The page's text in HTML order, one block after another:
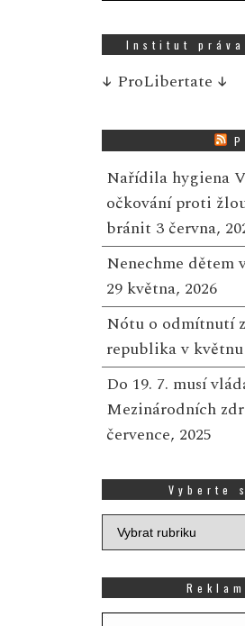
Institut práva
↓ ProLibertate ↓
Nařídila hygiena
očkování proti
bránit 3 června,
Nenechme dětem
29 května, 2026
Nótu o odmítnutí
republika v květnu
Do 19. 7. musí
Mezinárodních
července, 2025
Vyberte
Vyberte
si,
zajímá